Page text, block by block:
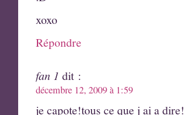
xoxo
Répondre
fan 1 dit :
décembre 12, 2009 à 1:59
je capote!tous ce que j ai a dire!